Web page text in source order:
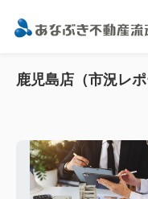
鹿児島店（市況レ